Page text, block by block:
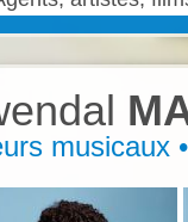
musicaux